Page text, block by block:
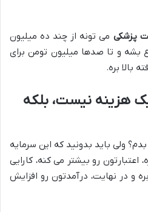
پزشکی می تونه از چند ده میلیون
بشه و تا صدها میلیون تومن برای
بالا بره.
هزینه نیست، بلکه
ولی باید بدونید که این سرمایه
اعتبارتون رو بیشتر می کنه، کارایی
و در نهایت، درآمدتون رو افزایش